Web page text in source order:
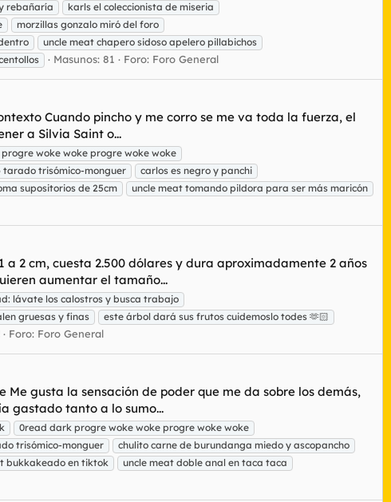
rebañaría
karls el coleccionista de miseria
morzillas gonzalo miró del foro
uncle meat chapero sidoso apelero pillabichos
Masunos: 81 Foro: Foro General
Cuando pincho y me corro se me va toda la fuerza, el
a Silvia Saint o...
woke woke progre woke woke
tarado trisómico-monguer
carlos es negro y panchi
supositorios de 25cm
uncle meat tomando pildora para ser más maricón
2 cm, cuesta 2.500 dólares y dura aproximadamente 2 años
aumentar el tamaño...
lávate los calostros y busca trabajo
gruesas y finas
este árbol dará sus frutos cuidemoslo todes 🫶🏻
Foro: Foro General
gusta la sensación de poder que me da sobre los demás,
gastado tanto a lo sumo...
0read dark progre woke woke progre woke woke
trisómico-monguer
chulito carne de burundanga miedo y ascopancho
bukkakeado en tiktok
uncle meat doble anal en taca taca